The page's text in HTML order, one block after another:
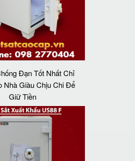
Đạn Tốt Nhất Chỉ
Nhà Giàu Chịu Chi Để
Giữ Tiền